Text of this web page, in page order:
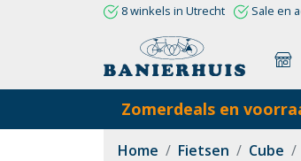
8 winkels in Utrecht Sale en
Zomerdeals en
Home Fietsen Cube